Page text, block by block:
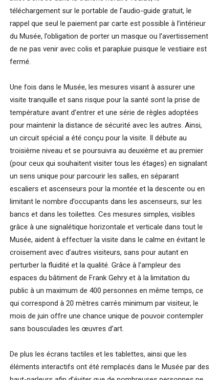
téléchargement sur le portable de l’audio-guide gratuit, le
rappel que seul le paiement par carte est possible à l’intérieur
du Musée, l’obligation de porter un masque ou l’avertissement
de ne pas venir avec colis et parapluie puisque le vestiaire est
fermé.
Une fois dans le Musée, les mesures visant à assurer une
visite tranquille et sans risque pour la santé sont la prise de
température avant d’entrer et une série de règles adoptées
pour maintenir la distance de sécurité avec les autres. Ainsi,
un circuit spécial a été conçu pour la visite. Il débute au
troisième niveau et se poursuivra au deuxième et au premier
(pour ceux qui souhaitent visiter tous les étages) en signalant
un sens unique pour parcourir les salles, en séparant
escaliers et ascenseurs pour la montée et la descente ou en
limitant le nombre d’occupants dans les ascenseurs, sur les
bancs et dans les toilettes. Ces mesures simples, visibles
grâce à une signalétique horizontale et verticale dans tout le
Musée, aident à effectuer la visite dans le calme en évitant le
croisement avec d’autres visiteurs, sans pour autant en
perturber la fluidité et la qualité. Grâce à l’ampleur des
espaces du bâtiment de Frank Gehry et à la limitation du
public à un maximum de 400 personnes en même temps, ce
qui correspond à 20 mètres carrés minimum par visiteur, le
mois de juin offre une chance unique de pouvoir contempler
sans bousculades les œuvres d’art.
De plus les écrans tactiles et les tablettes, ainsi que les
éléments interactifs ont été remplacés dans le Musée par des